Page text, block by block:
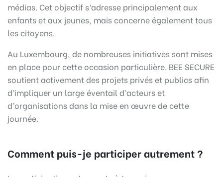
médias. Cet objectif s’adresse principalement aux
enfants et aux jeunes, mais concerne également tous
les citoyens.
Au Luxembourg, de nombreuses initiatives sont mises
en place pour cette occasion particulière. BEE SECURE
soutient activement des projets privés et publics afin
d’impliquer un large éventail d’acteurs et
d’organisations dans la mise en œuvre de cette
journée.
Comment puis-je participer autrement ?